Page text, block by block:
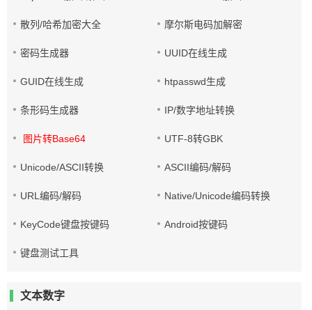
散列/哈希加密大全 摩尔斯电码加解密
密码生成器 UUID在线生成
GUID在线生成 htpasswd生成
条形码生成器 IP/数字地址转换
图片转Base64 UTF-8转GBK
Unicode/ASCII转换 ASCII编码/解码
URL编码/解码 Native/Unicode编码转换
KeyCode键盘按键码 Android按键码
键盘测试工具
文本数字